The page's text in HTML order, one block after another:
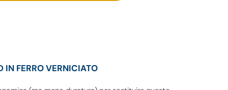
IN FERRO VERNICIATO